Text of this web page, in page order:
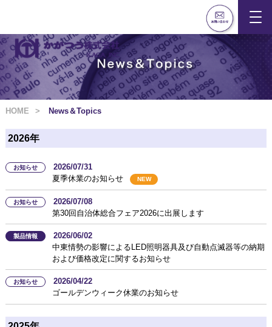
HOME News＆Topics
2026年
お知らせ
2026/07/31
夏季休業のお知らせ
NEW
お知らせ
2026/07/08
第30回自治体総合フェア2026に出展します
製品情報
2026/06/02
中東情勢の影響によるLED照明器具及び自動点滅器等の納期
および価格改定に関するお知らせ
お知らせ
2026/04/22
ゴールデンウィーク休業のお知らせ